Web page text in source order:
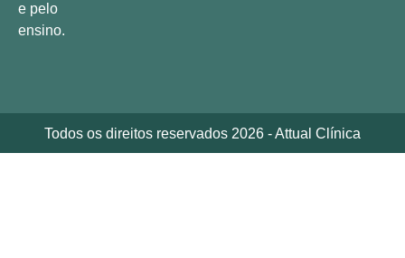
e pelo
ensino.
Todos os direitos reservados 2026 - Attual Clínica